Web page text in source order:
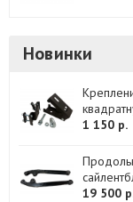
Новинки
1 150 р.
19 500